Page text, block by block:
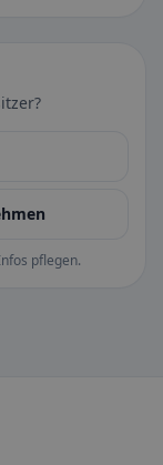
pflegen.